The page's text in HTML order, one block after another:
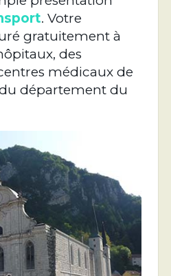
. Votre
gratuitement à
des
médicaux de
département du